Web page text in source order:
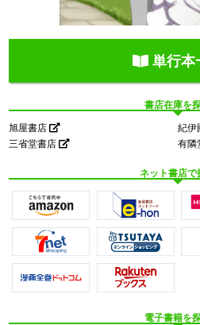
単行本
書店在庫を
旭屋書店
紀伊
三省堂書店
有隣
ネット書店で
電子書籍を